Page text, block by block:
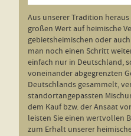
Aus unserer Tradition
großen Wert auf heimische
gebietsheimischen oder
man noch einen Schritt
einfach nur in Deutschland,
voneinander abgegrenzten
Deutschlands gesammelt,
standortangepassten
dem Kauf bzw. der Ansaat
leisten Sie einen wertvollen
zum Erhalt unserer